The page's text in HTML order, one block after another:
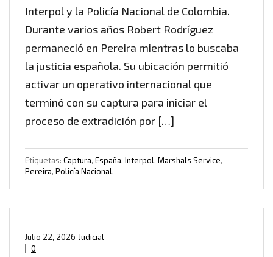
Interpol y la Policía Nacional de Colombia.
Durante varios años Robert Rodríguez
permaneció en Pereira mientras lo buscaba
la justicia española. Su ubicación permitió
activar un operativo internacional que
terminó con su captura para iniciar el
proceso de extradición por […]
Etiquetas: Captura, España, Interpol, Marshals Service,
Pereira, Policía Nacional.
Judicial
Julio 22, 2026
0